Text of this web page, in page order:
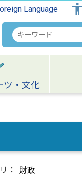
Language
検
索
キ
ワ
ー
ツ・文化
：